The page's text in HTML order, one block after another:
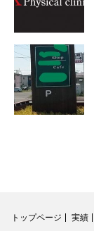
トップページ 実績